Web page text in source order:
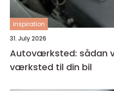
inspiration
31. July 2026
Autoværksted: sådan
værksted til din bil